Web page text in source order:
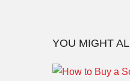
YOU MIGHT